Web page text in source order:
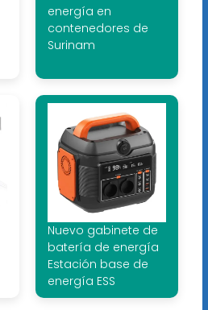
energía en
contenedores de
Surinam
Nuevo gabinete de
batería de energía
Estación base de
energía ESS